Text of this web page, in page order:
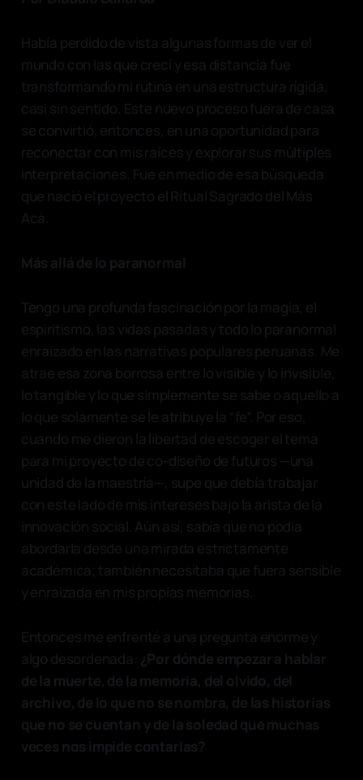
Había perdido de vista algunas formas de ver el
mundo con las que crecí y esa distancia fue
transformando mi rutina en una estructura rígida,
casi sin sentido. Este nuevo proceso fuera de casa
se convirtió, entonces, en una oportunidad para
reconectar con mis raíces y explorar sus múltiples
interpretaciones. Fue en medio de esa búsqueda
que nació el proyecto el Ritual Sagrado del Más
Acá.
Más allá de lo paranormal
Tengo una profunda fascinación por la magia, el
espiritismo, las vidas pasadas y todo lo paranormal
enraizado en las narrativas populares peruanas. Me
atrae esa zona borrosa entre lo visible y lo invisible,
lo tangible y lo que simplemente se sabe o aquello a
lo que solamente se le atribuye la “fe”. Por eso,
cuando me dieron la libertad de escoger el tema
para mi proyecto de co-diseño de futuros —una
unidad de la maestría—, supe que debía trabajar
con este lado de mis intereses bajo la arista de la
innovación social. Aún así, sabía que no podía
abordarla desde una mirada estrictamente
académica; también necesitaba que fuera sensible
y enraizada en mis propias memorias.
Entonces me enfrenté a una pregunta enorme y
algo desordenada: ¿Por dónde empezar a hablar
de la muerte, de la memoria, del olvido, del
archivo, de lo que no se nombra, de las historias
que no se cuentan y de la soledad que muchas
veces nos impide contarlas?